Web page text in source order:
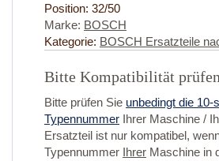
Position: 32/50
Marke: BOSCH
Kategorie: BOSCH Ersatzteile
Bitte Kompatibilität
Bitte prüfen Sie unbedingt die 10-
Typennummer Ihrer Maschine /
Ersatzteil ist nur kompatibel,
Typennummer Ihrer Maschine in